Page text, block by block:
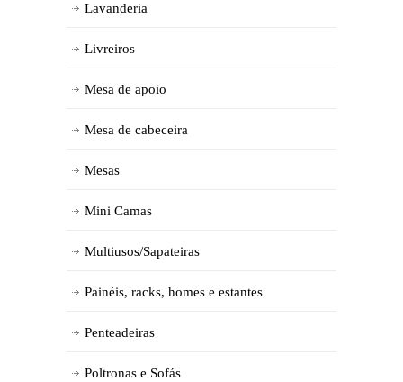
Lavanderia
Livreiros
Mesa de apoio
Mesa de cabeceira
Mesas
Mini Camas
Multiusos/Sapateiras
Painéis, racks, homes e estantes
Penteadeiras
Poltronas e Sofás